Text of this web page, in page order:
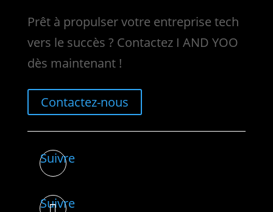
Prêt à propulser votre entreprise tech
vers le succès ? Contactez I AND YOO
dès maintenant !
Contactez-nous
Suivre
Suivre